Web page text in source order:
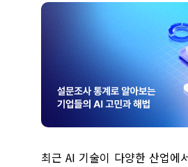
최근 AI 기술이 다양한 산업에